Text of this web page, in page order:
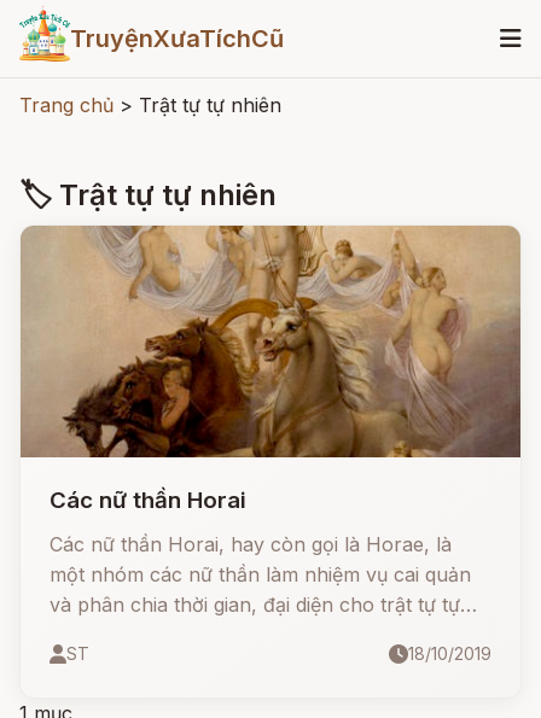
TruyệnXưaTíchCũ
Trang chủ > Trật tự tự nhiên
🏷 Trật tự tự nhiên
Các nữ thần Horai
Các nữ thần Horai, hay còn gọi là Horae, là
một nhóm các nữ thần làm nhiệm vụ cai quản
và phân chia thời gian, đại diện cho trật tự tự
nữ thần sau đó tăng lên 4 người
ST 18/10/2019
1 mục